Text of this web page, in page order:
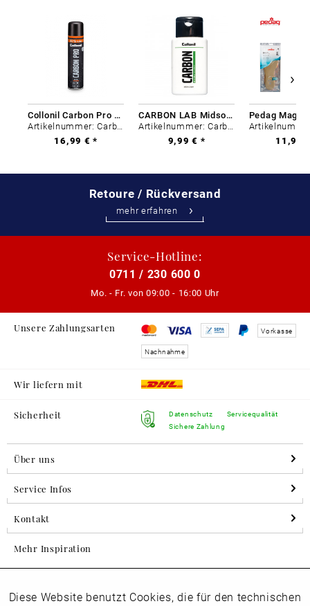
Collonil Carbon Pro 400 ml
Artikelnummer: Carbon-0
16,99 € *
CARBON LAB Midsole Cleaner
Artikelnummer: Carbon-0
9,99 € *
11,99
Retoure / Rückversand
mehr erfahren
Service-Hotline:
0711 / 230 600 0
Mo. - Fr. von 09:00 - 16:00 Uhr
Unsere Zahlungsarten Vorkasse
Nachnahme
Wir liefern mit
Sicherheit
Datenschutz
Sichere Zahlung
Servicequalität
Über uns
Service Infos
Kontakt
Mehr Inspiration
Folgen Sie uns auf Instagram
Funktionale Aktiv
Diese Website benutzt Cookies, die für den technischen